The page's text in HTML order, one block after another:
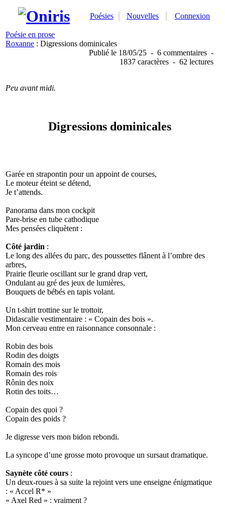
Poésies Nouvelles Connexion
Poésie en prose
Roxanne : Digressions dominicales
Publié le 18/05/25 - 6 commentaires -
1837 caractères - 62 lectures
Peu avant midi.
Digressions dominicales
Garée en strapontin pour un appoint de courses,
Le moteur éteint se détend,
Je t’attends.
Panorama dans mon cockpit
Pare-brise en tube cathodique
Mes pensées cliquètent :
Côté jardin :
Le long des allées du parc, des poussettes flânent à l’ombre des
arbres,
Prairie fleurie oscillant sur le grand drap vert,
Ondulant au gré des jeux de lumières,
Bouquets de bébés en tapis volant.
Un t-shirt trottine sur le trottoir,
Didascalie vestimentaire : « Copain des bois ».
Mon cerveau entre en raisonnance consonnale :
Robin des bois
Rodin des doigts
Romain des mois
Romain des rois
Rônin des noix
Rotin des toits…
Copain des quoi ?
Copain des poids ?
Je digresse vers mon bidon rebondi.
La syncope d’une grosse moto provoque un sursaut dramatique.
Saynète côté cours :
Un deux-roues à sa suite la rejoint vers une enseigne énigmatique
: « Accel R* »
« Axel Red » : vraiment ?